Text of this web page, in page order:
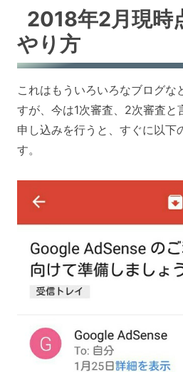
2018年2月現時
やり方
これはもういろいろなブログな
すが、今は1次審査、2次審査と
申し込みを行うと、すぐに以下
す。